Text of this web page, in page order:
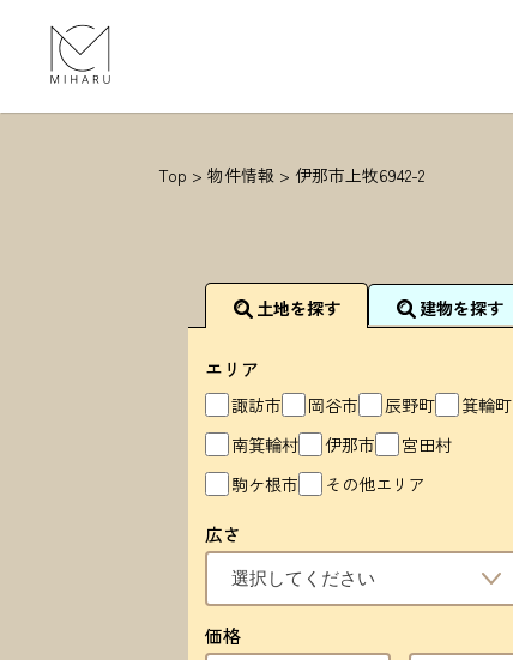
Top > 物件情報 > 伊那市上牧6942-2
土地を探す 建物を探す
エリア
諏訪市 岡谷市 辰野町
箕輪町
南箕輪村
伊那市
宮田村
駒ケ根市
その他エリア
広さ
価格